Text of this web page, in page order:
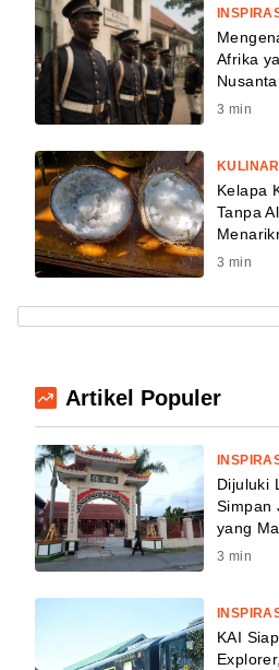
Afrika
3 min
Kelapa
Tanpa
3 min
Artikel Populer
Dijuluki
Simpan
yang
3 min
KAI